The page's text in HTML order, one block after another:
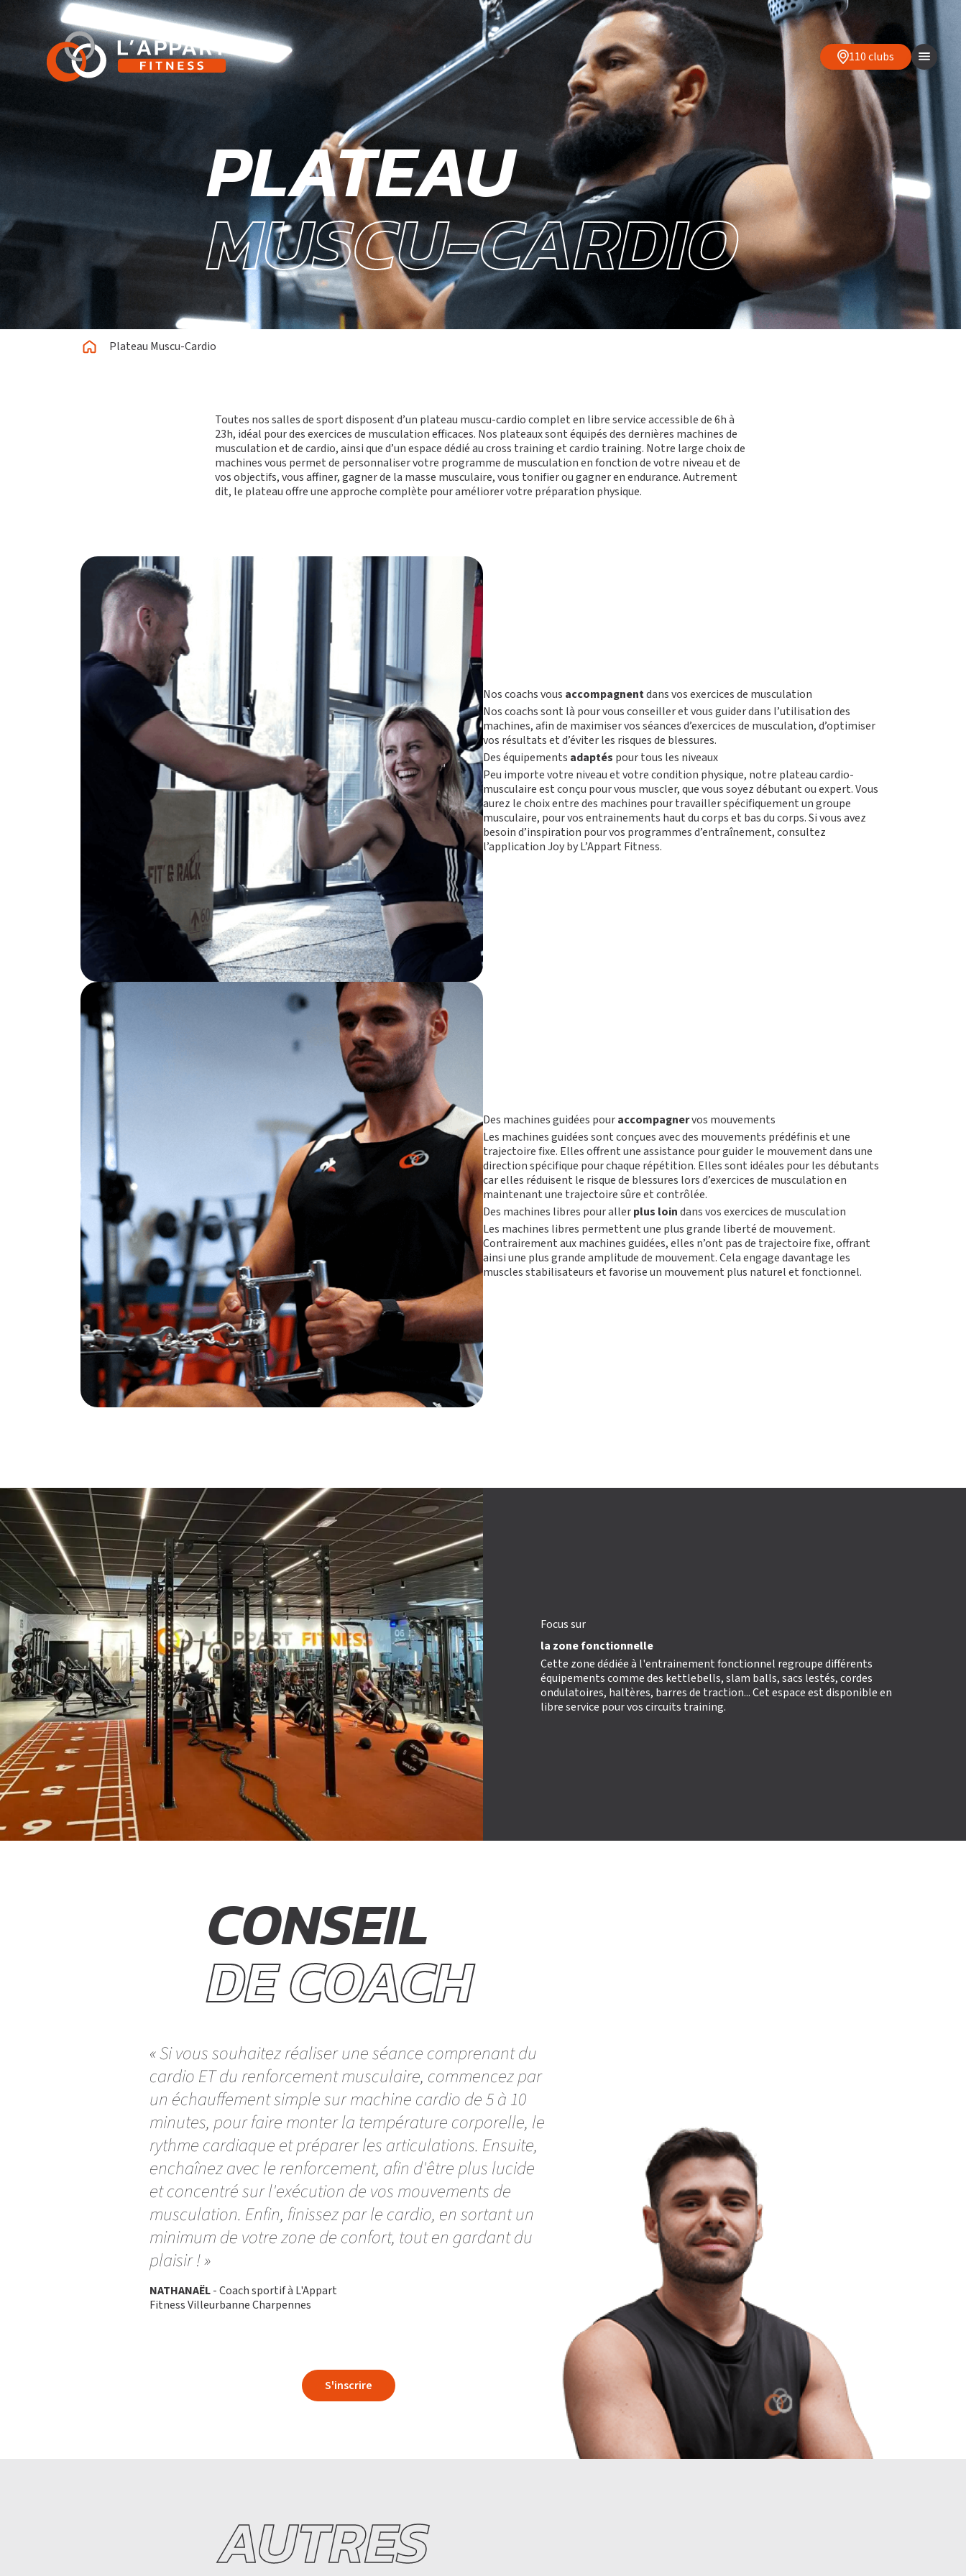
MOTI VÉS
S’ABONNER
FORMULE D’ABONNEMENT
APPLI JOY
PLATEAU MUSCU-CARDIO
COURS COLLECTIFS
SMALL GROUP
COACHING PERSONNALISÉ
BLOG
DEVENIR FRANCHISÉ L’APPART FITNESS
110 clubs
PLATEAU
MUSCU-CARDIO
Plateau Muscu-Cardio
Toutes nos salles de sport disposent d’un plateau muscu-cardio complet en libre service accessible de 6h à
23h, idéal pour des exercices de musculation efficaces. Nos plateaux sont équipés des dernières machines de
musculation et de cardio, ainsi que d’un espace dédié au cross training et cardio training. Notre large choix de
machines vous permet de personnaliser votre programme de musculation en fonction de votre niveau et de
vos objectifs, vous affiner, gagner de la masse musculaire, vous tonifier ou gagner en endurance. Autrement
dit, le plateau offre une approche complète pour améliorer votre préparation physique.
Nos coachs vous accompagnentdans vos exercices de musculation
Nos coachs sont là pour vous conseiller et vous guider dans l’utilisation des
machines, afin de maximiser vos séances d’exercices de musculation, d’optimiser
vos résultatset d’éviter les risques de blessures.
Des équipements adaptés pour tous les niveaux
Peu importe votre niveau et votre condition physique, notre plateau cardio-
musculaire est conçu pour vous muscler, que vous soyez débutant ou expert. Vous
aurez le choix entre des machines pour travailler spécifiquement un groupe
musculaire, pour vos entrainements haut du corps et bas du corps. Si vous avez
besoin d’inspiration pour vos programmes d’entraînement, consultez
l’application Joy by L’Appart Fitness.
Des machines guidées pouraccompagnervos mouvements
Les machines guidées sont conçues avec des mouvements prédéfinis et une
trajectoire fixe. Elles offrent une assistance pour guider le mouvement dans une
direction spécifique pour chaque répétition. Elles sont idéales pour les débutants
car elles réduisent le risque de blessures lors d’exercices de musculation en
maintenant une trajectoire sûre et contrôlée.
Des machines libres pour allerplus loindans vos exercices de musculation
Les machines libres permettent une plus grande liberté de mouvement.
Contrairement aux machines guidées, elles n’ont pas de trajectoire fixe, offrant
ainsi une plus grande amplitude de mouvement. Cela engage davantage les
muscles stabilisateurs et favorise un mouvement plus naturel et fonctionnel.
Focus sur
la zone fonctionnelle
Cette zone dédiée à l'entrainement fonctionnel regroupe différents
équipements comme des kettlebells, slam balls, sacs lestés, cordes
ondulatoires, haltères, barres de traction... Cet espace est disponible en
libre service pour vos circuits training.
CONSEIL
DE COACH
« Si vous souhaitez réaliser une séance comprenant du
cardio ET du renforcement musculaire, commencez par
un échauffement simple sur machine cardio de 5 à 10
minutes, pour faire monter la température corporelle, le
rythme cardiaque et préparer les articulations. Ensuite,
enchaînez avec le renforcement, afin d'être plus lucide
et concentré sur l'exécution de vos mouvements de
musculation. Enfin, finissez par le cardio, en sortant un
minimum de votre zone de confort, tout en gardant du
plaisir ! »
NATHANAËL- Coach sportif à L'Appart
Fitness Villeurbanne Charpennes
S'inscrire
AUTRES